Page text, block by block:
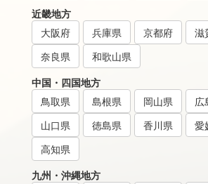
近畿地方
大阪府
兵庫県 京都府
滋
奈良県
和歌山県
中国・四国地方
鳥取県
島根県 岡山県
広
山口県
徳島県 香川県
愛
高知県
九州・沖縄地方